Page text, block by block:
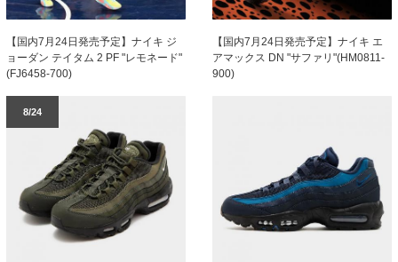
【国内7月24日発売予定】ナイキ ジ
ョーダン テイタム 2 PF "レモネード"
(FJ6458-700)
【国内7月24日発売予定】ナイキ エ
アマックス DN "サファリ"(HM0811-
900)
8/24